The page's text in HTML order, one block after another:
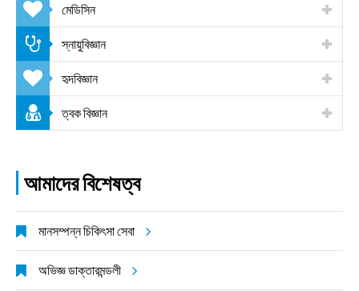
মেডিসিন
স্নায়ুবিজ্ঞান
হৃদবিজ্ঞান
ত্বক বিজ্ঞান
আমাদের বিশেষত্ব
মানসম্পন্ন চিকিৎসা সেবা
অভিজ্ঞ ডাক্তারমন্ডলী